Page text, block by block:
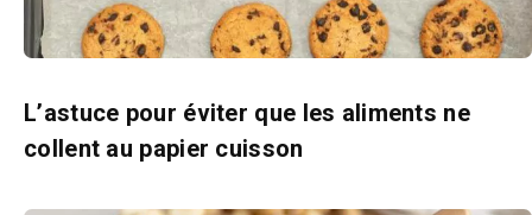
L’astuce pour éviter que les aliments ne
collent au papier cuisson